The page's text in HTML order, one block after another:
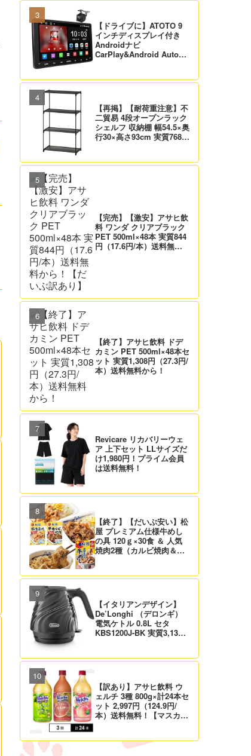
【ドライブに】ATOTO 9
インチディスプレイ付き
Androidナビ
CarPlay&Android Auto対
【再掲】【耐荷重注意】不
二貿易 4段オープンラック
シェルフ 収納棚 幅54.5×奥
行30×高さ93cm 実質768
【完売】【激安】アサヒ飲
料 ワンダ クリアブラック
PET 500ml×48本 実質844
円（17.6円/本）送料無料
【終了】アサヒ飲料 ドデ
カミン PET 500ml×48本セ
ット 実質1,308円（27.3円/
本）送料無料から！
Revicare リカバリーウェ
ア 上下セット LLサイズだ
け1,980円！プライム会員
は送料無料！
【終了】【だいぶ安い】松
屋 プレミアム仕様牛めし
の具 120ｇ×30食 ＆ 人気
焼肉2種（カルビ焼肉＆生
料！
【イタリアンデザイン】
De’Longhi （デロンギ）
電気ケトル 0.8L セタ
KBS1200J-BK 実質3,132
【訳あり】アサヒ飲料 ウ
ェルチ 3種 800g×計24本セ
ット 2,997円（124.9円/
本）送料無料！【マスカッ